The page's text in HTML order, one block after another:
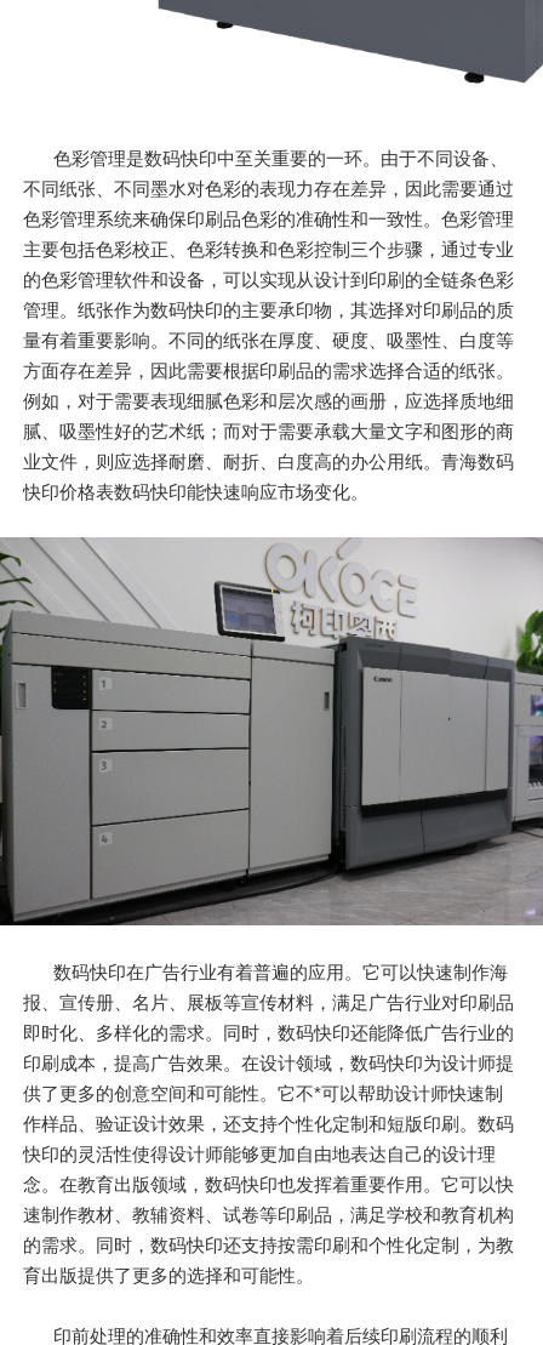
色彩管理是数码快印中至关重要的一环。由于不同设备、
不同纸张、不同墨水对色彩的表现力存在差异，因此需要通过
色彩管理系统来确保印刷品色彩的准确性和一致性。色彩管理
主要包括色彩校正、色彩转换和色彩控制三个步骤，通过专业
的色彩管理软件和设备，可以实现从设计到印刷的全链条色彩
管理。纸张作为数码快印的主要承印物，其选择对印刷品的质
量有着重要影响。不同的纸张在厚度、硬度、吸墨性、白度等
方面存在差异，因此需要根据印刷品的需求选择合适的纸张。
例如，对于需要表现细腻色彩和层次感的画册，应选择质地细
腻、吸墨性好的艺术纸；而对于需要承载大量文字和图形的商
业文件，则应选择耐磨、耐折、白度高的办公用纸。青海数码
快印价格表数码快印能快速响应市场变化。
数码快印在广告行业有着普遍的应用。它可以快速制作海
报、宣传册、名片、展板等宣传材料，满足广告行业对印刷品
即时化、多样化的需求。同时，数码快印还能降低广告行业的
印刷成本，提高广告效果。在设计领域，数码快印为设计师提
供了更多的创意空间和可能性。它不*可以帮助设计师快速制
作样品、验证设计效果，还支持个性化定制和短版印刷。数码
快印的灵活性使得设计师能够更加自由地表达自己的设计理
念。在教育出版领域，数码快印也发挥着重要作用。它可以快
速制作教材、教辅资料、试卷等印刷品，满足学校和教育机构
的需求。同时，数码快印还支持按需印刷和个性化定制，为教
育出版提供了更多的选择和可能性。
印前处理的准确性和效率直接影响着后续印刷流程的顺利